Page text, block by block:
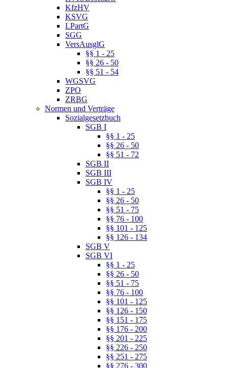
KfzHV
KSVG
LPartG
SGG
VersAusglG
§§ 1 - 25
§§ 26 - 50
§§ 51 - 54
WGSVG
ZPO
ZRBG
Normen und Verträge
Sozialgesetzbuch
SGB I
§§ 1 - 25
§§ 26 - 50
§§ 51 - 72
SGB II
SGB III
SGB IV
§§ 1 - 25
§§ 26 - 50
§§ 51 - 75
§§ 76 - 100
§§ 101 - 125
§§ 126 - 134
SGB V
SGB VI
§§ 1 - 25
§§ 26 - 50
§§ 51 - 75
§§ 76 - 100
§§ 101 - 125
§§ 126 - 150
§§ 151 - 175
§§ 176 - 200
§§ 201 - 225
§§ 226 - 250
§§ 251 - 275
§§ 276 - 300